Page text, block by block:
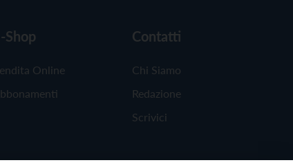
Shop
Online
Contatti
Chi Siamo
Redazione
Scrivici